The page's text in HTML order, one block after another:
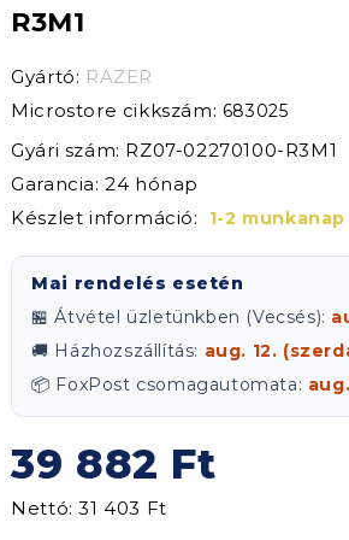
R3M1
Gyártó: RAZER
Microstore cikkszám: 683025
Gyári szám: RZ07-02270100-R3M1
Garancia: 24 hónap
Készlet információ: 1-2 munkanap
Mai rendelés esetén
🏪 Átvétel üzletünkben (Vecsés):
🚚 Házhozszállítás: aug. 12.
📦 FoxPost csomagautomata:
39 882 Ft
Nettó: 31 403 Ft